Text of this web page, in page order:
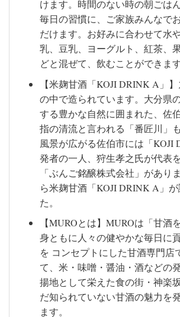
けます。時間のない時の朝ごは
毎日の習慣に、ご家族みんなで
だけます。お好みに合わせて水
乳、豆乳、ヨーグルト、紅茶、
どと混ぜて、飲むことができます
【米麹甘酒「KOJI DRINK A」
の中で造られています。大分県
する豊かな自然に囲まれた、佐
指の清流と言われる「番匠川」
風景が広がる佐伯市には「KOJI
発者の一人、狩生孝之氏が代表
「ぶんご銘醸株式会社」があり
ら米麹甘酒「KOJI DRINK A」
た。
【MUROとは】MUROは「甘酒
身ともに人々の健やかな毎日に
を コンセプトにした甘酒専門店
て、米・味噌・醤油・酒などの
揚地として栄えた食の街・神楽
だ知られていない甘酒の魅力を
ます。